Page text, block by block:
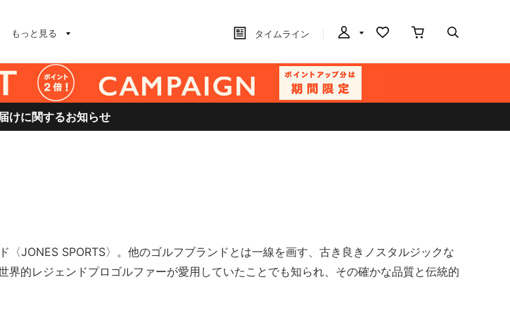
もっと見る タイムライン
けに関するお知らせ
JONES SPORTS〉。他のゴルフブランドとは一線を画す、古き良きノスタルジックな
的レジェンドプロゴルファーが愛用していたことでも知られ、その確かな品質と伝統的